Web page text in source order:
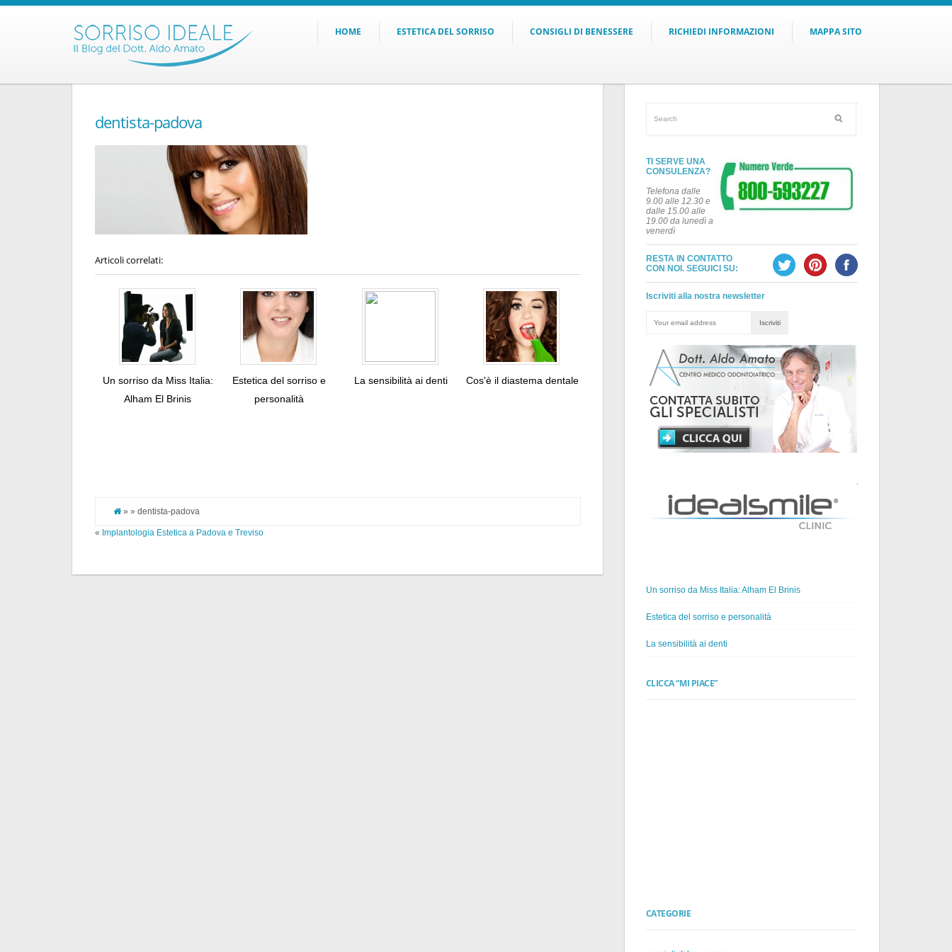
HOME ESTETICA DEL SORRISO CONSIGLI DI BENESSERE RICHIEDI INFORMAZIONI MAPPA SITO
dentista-padova
Articoli correlati:
Un sorriso da Miss Italia:
Alham El Brinis
Estetica del sorriso e
personalità
La sensibilità ai denti Cos'è il diastema dentale
» » dentista-padova
« Implantologia Estetica a Padova e Treviso
TI SERVE UNA
CONSULENZA?
Telefona dalle
9.00 alle 12.30 e
dalle 15.00 alle
19.00 da lunedì a
venerdì
RESTA IN CONTATTO
CON NOI. SEGUICI SU:
Iscriviti alla nostra newsletter
ARTICOLI
Un sorriso da Miss Italia: Alham El Brinis
Estetica del sorriso e personalità
La sensibilità ai denti
CLICCA “MI PIACE”
CATEGORIE